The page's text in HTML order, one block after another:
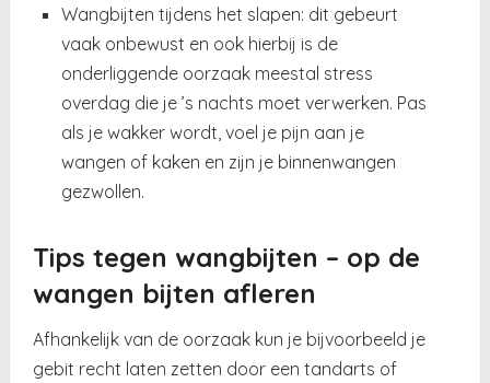
Wangbijten tijdens het slapen: dit gebeurt
vaak onbewust en ook hierbij is de
onderliggende oorzaak meestal stress
overdag die je ’s nachts moet verwerken. Pas
als je wakker wordt, voel je pijn aan je
wangen of kaken en zijn je binnenwangen
gezwollen.
Tips tegen wangbijten – op de
wangen bijten afleren
Afhankelijk van de oorzaak kun je bijvoorbeeld je
gebit recht laten zetten door een tandarts of